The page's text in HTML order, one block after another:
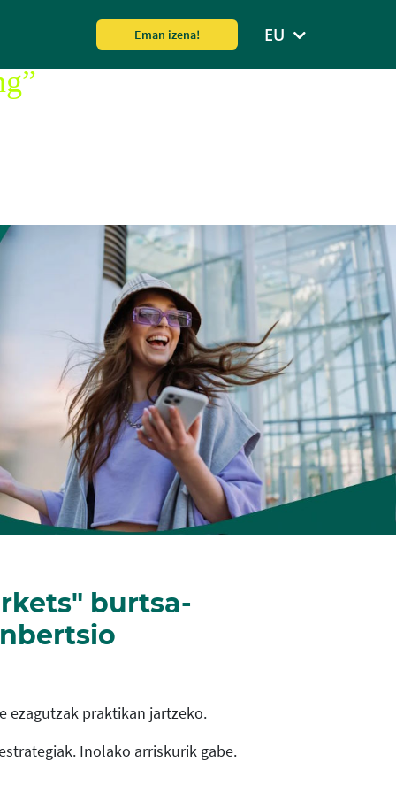
Eman izena! EU
, inbertsioari
burtsa-
ezagutzak praktikan jartzeko.
Inolako arriskurik gabe.